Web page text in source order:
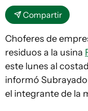
Compartir
Choferes de
residuos a la usina
este lunes al
informó
el integrante de la